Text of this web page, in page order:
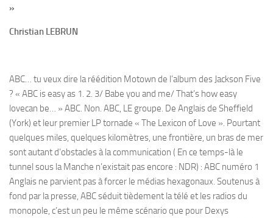
»
Christian LEBRUN
ABC… tu veux dire la réédition Motown de l’album des Jackson Five
? « ABC is easy as 1. 2. 3/ Babe you and me/ That’s how easy
lovecan be… » ABC. Non. ABC, LE groupe. De Anglais de Sheffield
(York) et leur premier LP tornade « The Lexicon of Love ». Pourtant
quelques miles, quelques kilomètres, une frontière, un bras de mer
sont autant d’obstacles à la communication ( En ce temps-là le
tunnel sous la Manche n’existait pas encore : NDR) : ABC numéro 1
Anglais ne parvient pas à forcer le médias hexagonaux. Soutenus à
fond par la presse, ABC séduit tièdement la télé et les radios du
monopole, c’est un peu le même scénario que pour Dexys